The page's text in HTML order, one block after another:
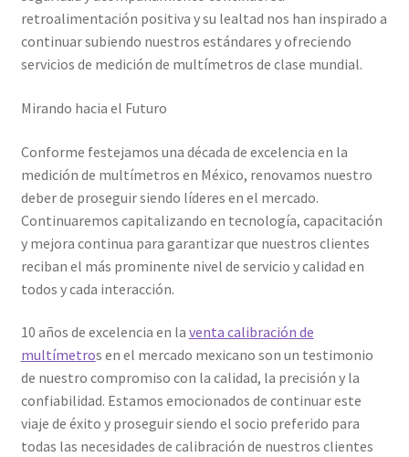
retroalimentación positiva y su lealtad nos han inspirado a
continuar subiendo nuestros estándares y ofreciendo
servicios de medición de multímetros de clase mundial.
Mirando hacia el Futuro
Conforme festejamos una década de excelencia en la
medición de multímetros en México, renovamos nuestro
deber de proseguir siendo líderes en el mercado.
Continuaremos capitalizando en tecnología, capacitación
y mejora continua para garantizar que nuestros clientes
reciban el más prominente nivel de servicio y calidad en
todos y cada interacción.
10 años de excelencia en la venta calibración de
multímetros en el mercado mexicano son un testimonio
de nuestro compromiso con la calidad, la precisión y la
confiabilidad. Estamos emocionados de continuar este
viaje de éxito y proseguir siendo el socio preferido para
todas las necesidades de calibración de nuestros clientes